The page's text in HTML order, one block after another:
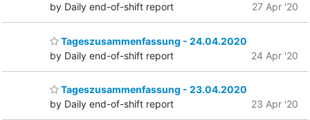
by Daily end-of-shift report
27 Apr '20
Tageszusammenfassung - 24.04.2020
by Daily end-of-shift report
24 Apr '20
Tageszusammenfassung - 23.04.2020
by Daily end-of-shift report
23 Apr '20